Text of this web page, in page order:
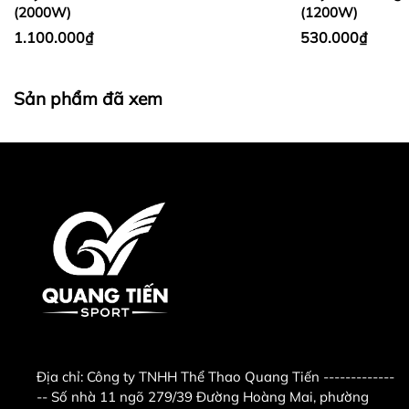
lượng cao, không lo chập cháy, phù hợp với môi
trường ẩm ướt trong phòng tắm. Tuổi thọ bóng đèn
sưởi siêu bền,
(tương đương 6 năm
Đèn sưởi nhà tắm Kottmann 3 bóng K3BH an toàn
Đèn suởi nhà tắm Kottmann K3BH sử dụng
hồng ngoạikhông chỉ sưởi ấm mà còn giúp làm giảm
các triệu chứng đau nhức cơ thể, tốt cho những người
bị đau nhức xương khớp, đồng thời còn tăng cường
trao đổi chất, kích thích tuần hoàn máu, cho bạn
cảm giác thật sảng khoái.
(2000W)
1.100.000₫
(1200W)
530.000₫
Sản phẩm đã xem
Địa chỉ: Công ty TNHH Thể Thao Quang Tiến -------------
-- Số nhà 11 ngõ 279/39 Đường Hoàng Mai, phường